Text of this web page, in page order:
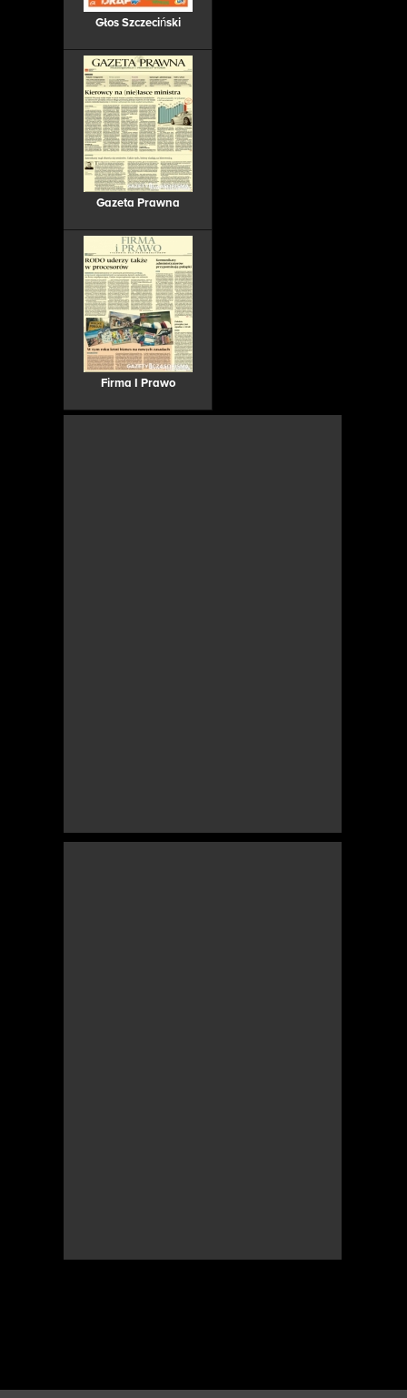
Głos Szczeciński
Gazeta Prawna
Firma I Prawo